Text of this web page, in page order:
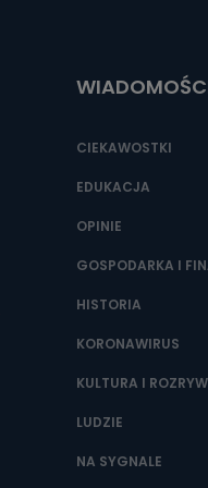
Jakie
źródeł
adres
Jak
CIEKAWOSTKI
EDUKACJA
OPINIE
GOSPODARKA I
HISTORIA
KORONAWIRUS
KULTURA I
LUDZIE
NA SYGNALE